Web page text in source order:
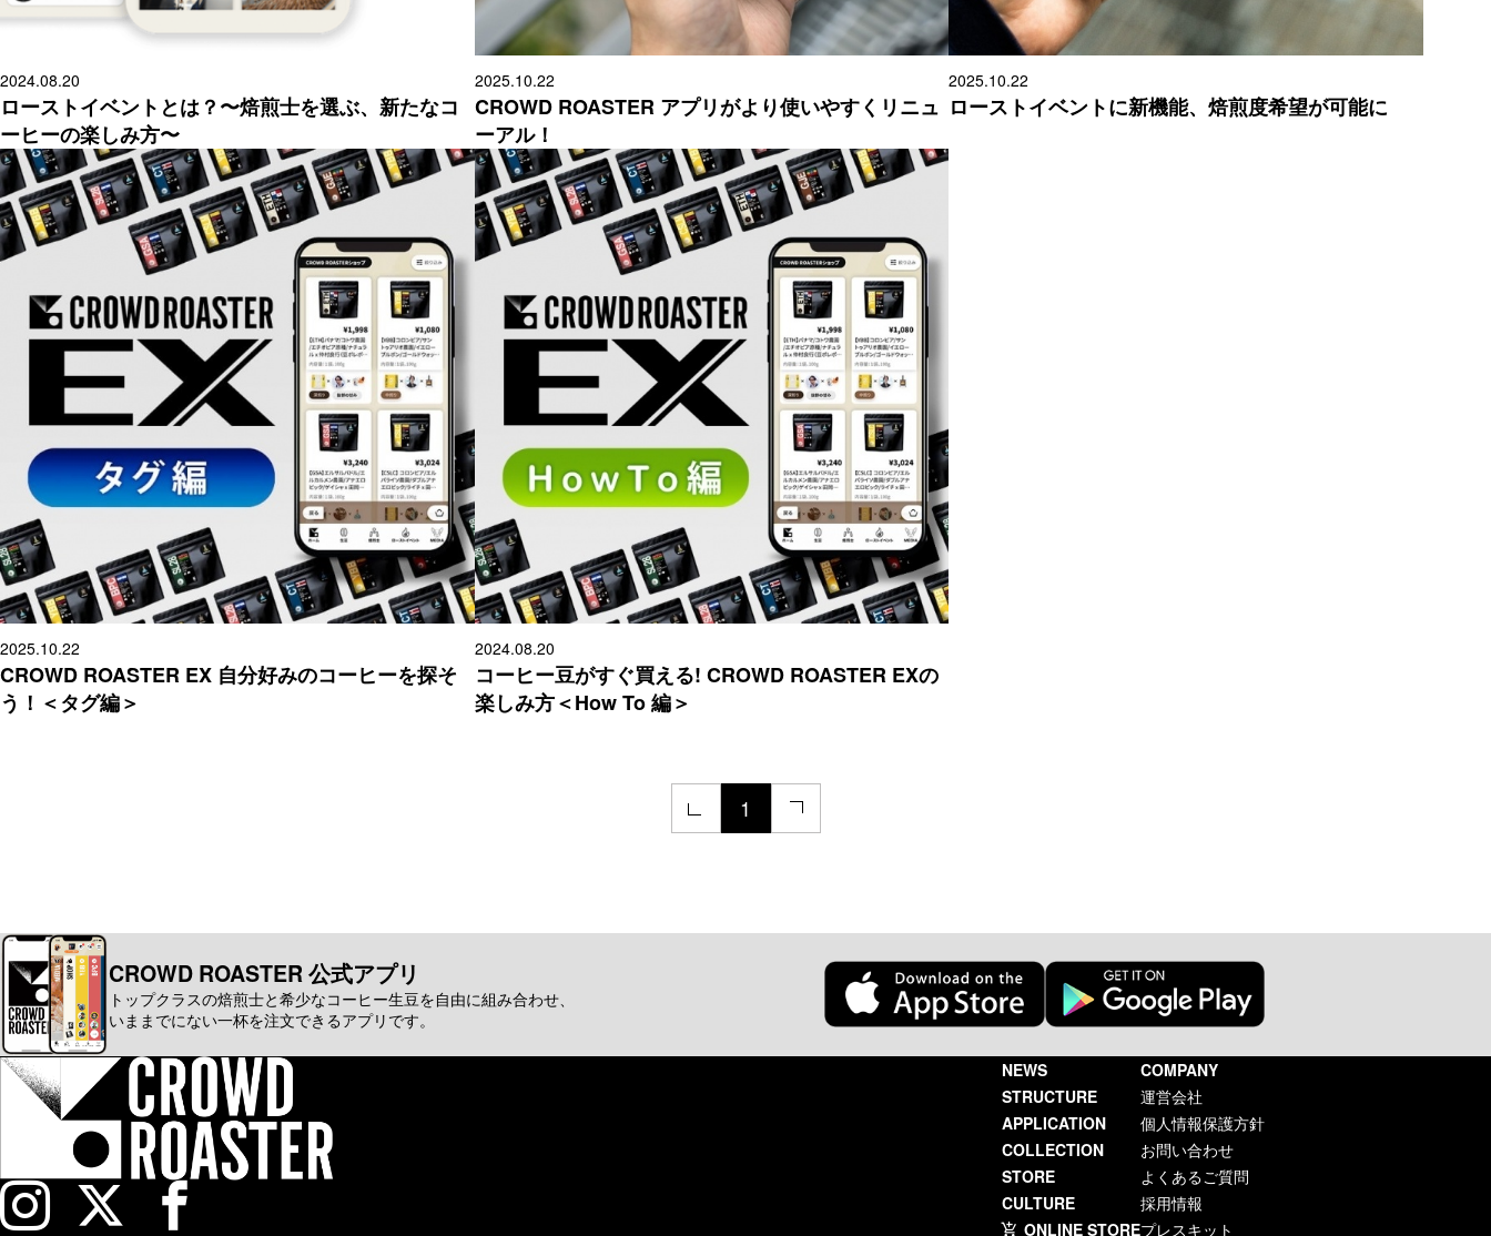
2024.08.20
ローストイベントとは？〜焙煎士を選ぶ、新たなコ
ーヒーの楽しみ方〜
2025.10.22
CROWD ROASTER アプリがより使いやすくリニュ
ーアル！
2025.10.22
ローストイベントに新機能、焙煎度希望が可能に
2025.10.22
CROWD ROASTER EX 自分好みのコーヒーを探そ
う！＜タグ編＞
2024.08.20
コーヒー豆がすぐ買える! CROWD ROASTER EXの
楽しみ方＜How To 編＞
1
CROWD ROASTER 公式アプリ
トップクラスの焙煎士と希少なコーヒー生豆を自由に組み合わせ、
いままでにない一杯を注文できるアプリです。
NEWS
STRUCTURE
APPLICATION
COLLECTION
STORE
CULTURE
ONLINE STORE
COMPANY
運営会社
個人情報保護方針
お問い合わせ
よくあるご質問
採用情報
プレスキット